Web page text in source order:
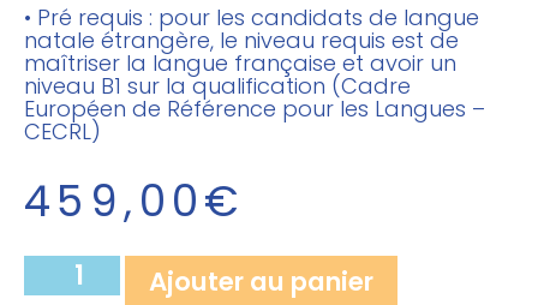
• Pré requis : pour les candidats de langue
natale étrangère, le niveau requis est de
maîtriser la langue française et avoir un
niveau B1 sur la qualification (Cadre
Européen de Référence pour les Langues –
CECRL)
459,00€
Ajouter au panier